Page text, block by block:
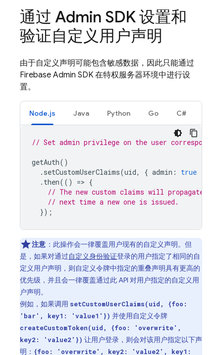
通过 Admin SDK 设置和
验证自定义用户声明
由于自定义声明可能包含敏感数据，因此只能通过
Firebase Admin SDK 在特权服务器环境中进行设
置。
Node.js Java Python Go C#
// Set admin privilege on the user
getAuth()
. setCustomUserClaims(uid, { admin : true
. then(() => {
// The new custom claims will propagate
// next time a new one is issued.
});
注意 ： 此操作会一律覆盖用户现有的自定义声明。但
是，如果对通过自定义身份验证登录的用户指定了相同的自
定义用户声明，则自定义令牌中指定的重叠声明具有更高的
优先级，并且会一律覆盖通过此 API 对用户指定的自定义用
户声明。
例如，如果调用 setCustomUserClaims(uid, {foo:
'bar', key1: 'value1'}) 并使用自定义令牌
createCustomToken(uid, {foo: 'overwrite',
key2: 'value2'}) 让用户登录，则会对该用户指定以下声
明： {foo: 'overwrite', key2: 'value2', key1: